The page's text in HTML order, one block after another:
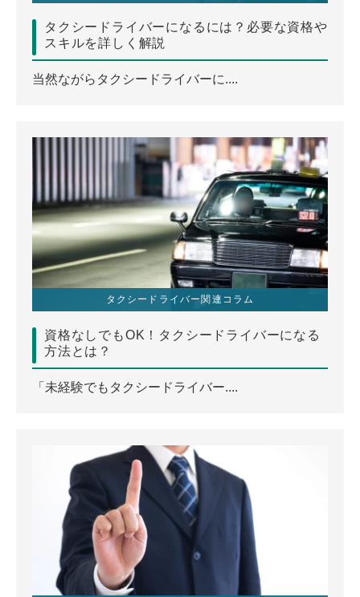
タクシードライバーになるには？必要な資格や
スキルを詳しく解説
当然ながらタクシードライバーに....
タクシードライバー関連コラム
資格なしでもOK！タクシードライバーになる
方法とは？
「未経験でもタクシードライバー....